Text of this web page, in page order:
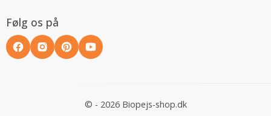
Følg os på
© - 2026 Biopejs-shop.dk